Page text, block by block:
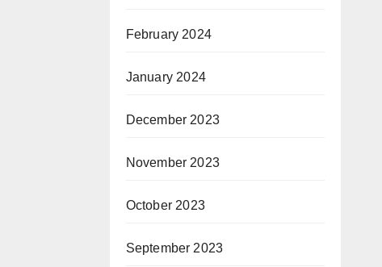
February 2024
January 2024
December 2023
November 2023
October 2023
September 2023